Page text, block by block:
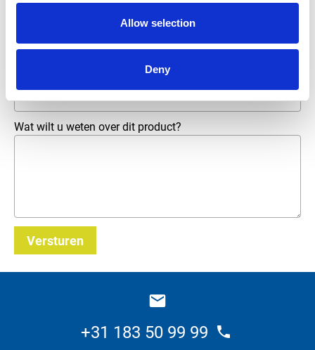
Allow selection
Deny
Wat wilt u weten over dit product?
Versturen
+31 183 50 99 99